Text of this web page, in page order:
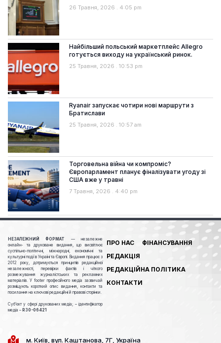
26 Травня, 2026 4:05 pm
Найбільший польський маркетплейс Allegro
готується виходу на український ринок.
25 Травня, 2026 10:53 pm
Ryanair запускає чотири нові маршрути з
Братислави
25 Травня, 2026 10:57 am
Торговельна війна чи компроміс?
Європарламент планує фіналізувати угоду зі
США вже у травні
7 Травня, 2026 4:40 pm
НЕЗАЛЕЖНИЙ ФОРМАТ
— незалежне
онлайн- та друковане видання, що висвітлює
суспільно-політичні, міжнародні, економічні та
культурні події в Україні та Європі. Видання працює з
2012 року, дотримується принципів редакційної
незалежності, перевірки фактів і чіткого
розмежування журналістських та рекламних
матеріалів. У footer професійного медіа зазвичай
розміщують короткий опис видання, контакти та
посилання на ключові редакційні й правові сторінки.
Cуб’єкт у сфері друкованих медіа; – ідентифікатор
медіа – R30-06421
ПРО НАС
ФІНАНСУВАННЯ
РЕДАКЦІЯ
РЕДАКЦІЙНА ПОЛІТИКА
КОНТАКТИ
м. Київ, вул. Каштанова, 7Г, Україна